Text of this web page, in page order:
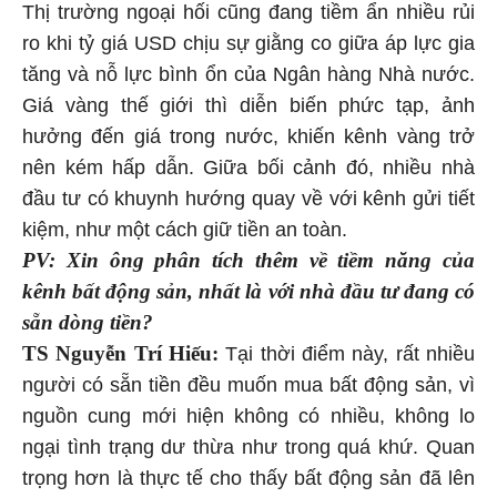
Thị trường ngoại hối cũng đang tiềm ẩn nhiều rủi
ro khi tỷ giá USD chịu sự giằng co giữa áp lực gia
tăng và nỗ lực bình ổn của Ngân hàng Nhà nước.
Giá vàng thế giới thì diễn biến phức tạp, ảnh
hưởng đến giá trong nước, khiến kênh vàng trở
nên kém hấp dẫn. Giữa bối cảnh đó, nhiều nhà
đầu tư có khuynh hướng quay về với kênh gửi tiết
kiệm, như một cách giữ tiền an toàn.
PV: Xin ông phân tích thêm về tiềm năng của
kênh bất động sản, nhất là với nhà đầu tư đang có
sẵn dòng tiền?
TS Nguyễn Trí Hiếu: Tại thời điểm này, rất nhiều
người có sẵn tiền đều muốn mua bất động sản, vì
nguồn cung mới hiện không có nhiều, không lo
ngại tình trạng dư thừa như trong quá khứ. Quan
trọng hơn là thực tế cho thấy bất động sản đã lên